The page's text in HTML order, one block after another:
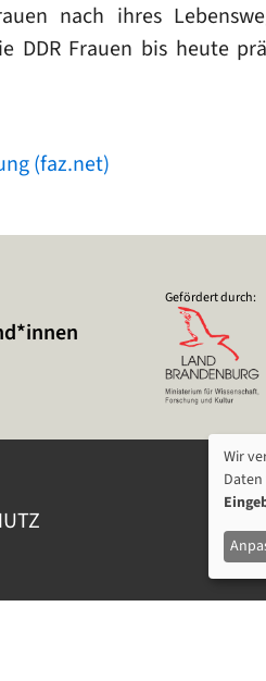
nach ihres
DDR Frauen bis heute
(faz.net)
Gefördert durch:
Wir